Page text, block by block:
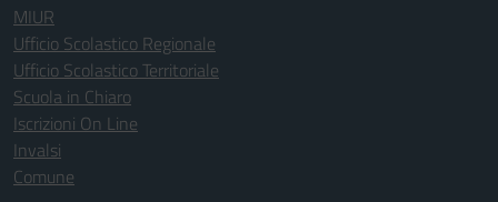
MIUR
Ufficio Scolastico Regionale
Ufficio Scolastico Territoriale
Scuola in Chiaro
Iscrizioni On Line
Invalsi
Comune